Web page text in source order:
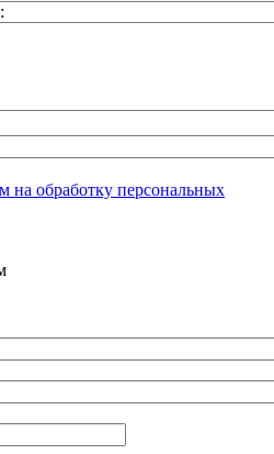
на обработку персональных